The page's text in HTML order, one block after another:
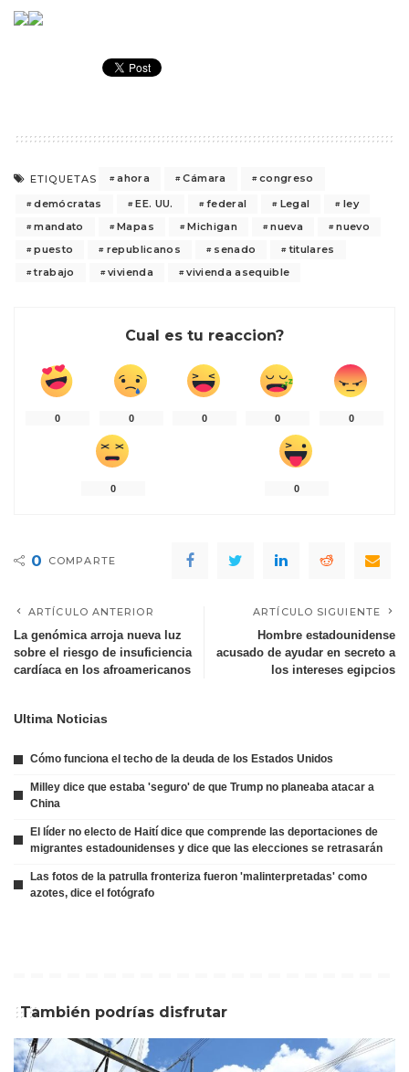
ETIQUETAS ahora Cámara
congreso
demócratas
EE. UU. federal Legal
ley
mandato
Mapas Michigan nueva
nuevo
puesto
republicanos senado
titulares
trabajo
vivienda vivienda asequible
Cual es tu reaccion?
0 0 0 0 0
0 0
0 COMPARTE
ARTÍCULO ANTERIOR
La genómica arroja nueva luz
sobre el riesgo de insuficiencia
cardíaca en los afroamericanos
ARTÍCULO SIGUIENTE
Hombre estadounidense
acusado de ayudar en secreto a
los intereses egipcios
Ultima Noticias
Cómo funciona el techo de la deuda de los Estados Unidos
Milley dice que estaba 'seguro' de que Trump no planeaba atacar a
China
El líder no electo de Haití dice que comprende las deportaciones de
migrantes estadounidenses y dice que las elecciones se retrasarán
Las fotos de la patrulla fronteriza fueron 'malinterpretadas' como
azotes, dice el fotógrafo
También podrías disfrutar